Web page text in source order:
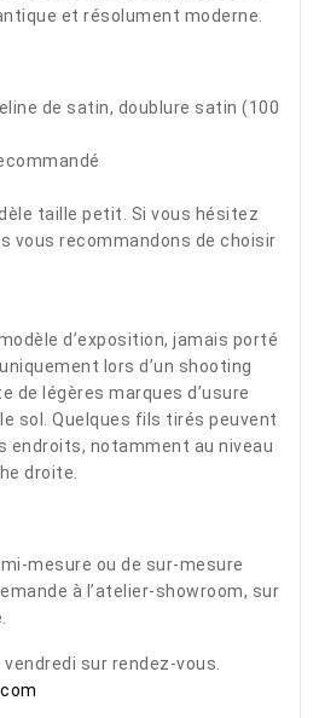
et résolument moderne.
de satin, doublure satin (100
taille petit. Si vous hésitez
vous recommandons de choisir
modèle d’exposition, jamais porté
lors d’un shooting
de légères marques d’usure
sol. Quelques fils tirés peuvent
endroits, notamment au niveau
droite.
mesure ou de sur-mesure
à l’atelier-showroom, sur
sur rendez-vous.